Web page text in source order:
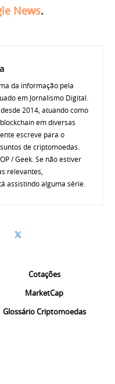
News.
da informação pela
em Jornalismo Digital.
2014, atuando como
em diversas
escreve para o
de criptomoedas.
/ Geek. Se não estiver
relevantes,
assistindo alguma série.
Cotações
MarketCap
Glossário Criptomoedas